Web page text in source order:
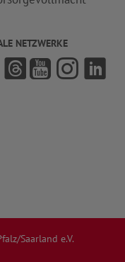
NETZWERKE
Saarland e.V.